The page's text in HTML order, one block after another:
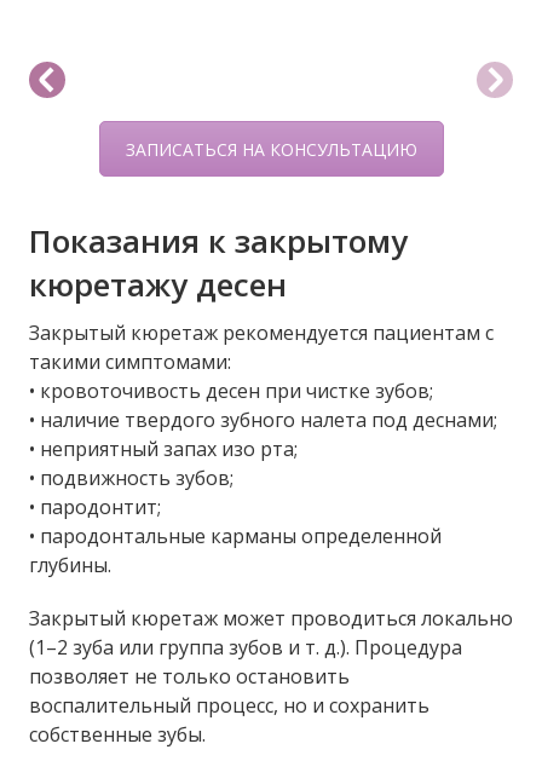
ЗАПИСАТЬСЯ НА КОНСУЛЬТАЦИЮ
Показания к закрытому
кюретажу десен
Закрытый кюретаж рекомендуется пациентам с
такими симптомами:
• кровоточивость десен при чистке зубов;
• наличие твердого зубного налета под деснами;
• неприятный запах изо рта;
• подвижность зубов;
• пародонтит;
• пародонтальные карманы определенной
глубины.
Закрытый кюретаж может проводиться локально
(1–2 зуба или группа зубов и т. д.). Процедура
позволяет не только остановить
воспалительный процесс, но и сохранить
собственные зубы.